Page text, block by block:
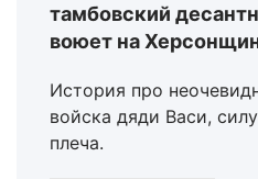
тамбовский
воюет на
История про
войска дяди Васи,
плеча.